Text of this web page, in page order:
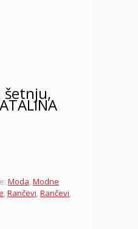
šetnju,
Moda,Modne
,Rančevi,Rančevi,